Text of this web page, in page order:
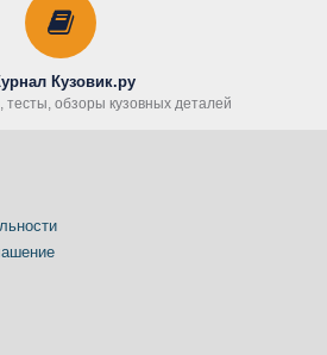
Кузовик.ру
тесты, обзоры кузовных деталей